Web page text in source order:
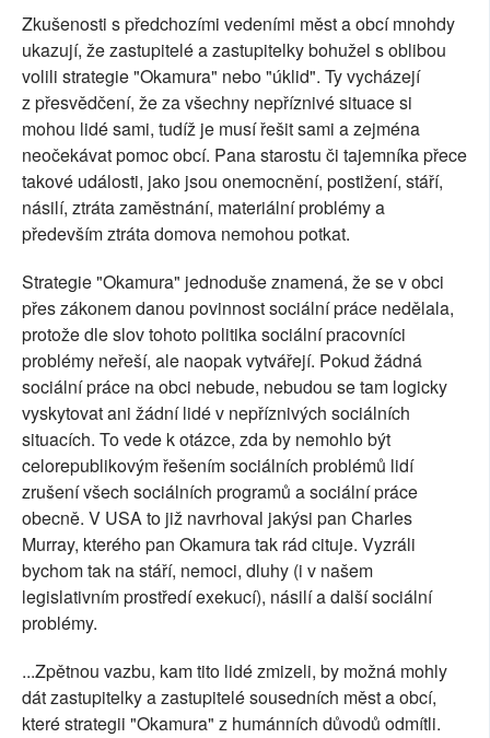
Zkušenosti s předchozími vedeními měst a obcí mnohdy
ukazují, že zastupitelé a zastupitelky bohužel s oblibou
volili strategie "Okamura" nebo "úklid". Ty vycházejí
z přesvědčení, že za všechny nepříznivé situace si
mohou lidé sami, tudíž je musí řešit sami a zejména
neočekávat pomoc obcí. Pana starostu či tajemníka přece
takové události, jako jsou onemocnění, postižení, stáří,
násilí, ztráta zaměstnání, materiální problémy a
především ztráta domova nemohou potkat.
Strategie "Okamura" jednoduše znamená, že se v obci
přes zákonem danou povinnost sociální práce nedělala,
protože dle slov tohoto politika sociální pracovníci
problémy neřeší, ale naopak vytvářejí. Pokud žádná
sociální práce na obci nebude, nebudou se tam logicky
vyskytovat ani žádní lidé v nepříznivých sociálních
situacích. To vede k otázce, zda by nemohlo být
celorepublikovým řešením sociálních problémů lidí
zrušení všech sociálních programů a sociální práce
obecně. V USA to již navrhoval jakýsi pan Charles
Murray, kterého pan Okamura tak rád cituje. Vyzráli
bychom tak na stáří, nemoci, dluhy (i v našem
legislativním prostředí exekucí), násilí a další sociální
problémy.
...Zpětnou vazbu, kam tito lidé zmizeli, by možná mohly
dát zastupitelky a zastupitelé sousedních měst a obcí,
které strategii "Okamura" z humánních důvodů odmítli.